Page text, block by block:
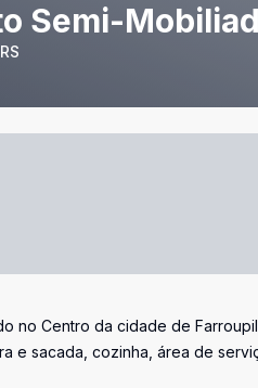
Semi-
no Centro da cidade de
e sacada, cozinha, área de